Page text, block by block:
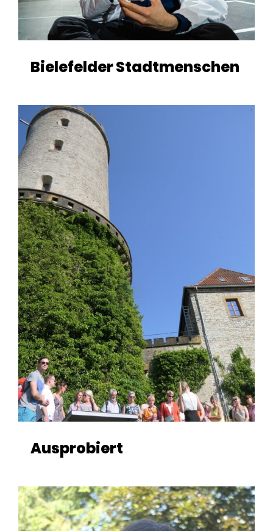
Bielefelder Stadtmenschen
Ausprobiert